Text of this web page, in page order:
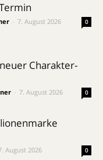
7. August 2026 0
Charakter-
7. August 2026 0
August 2026 0